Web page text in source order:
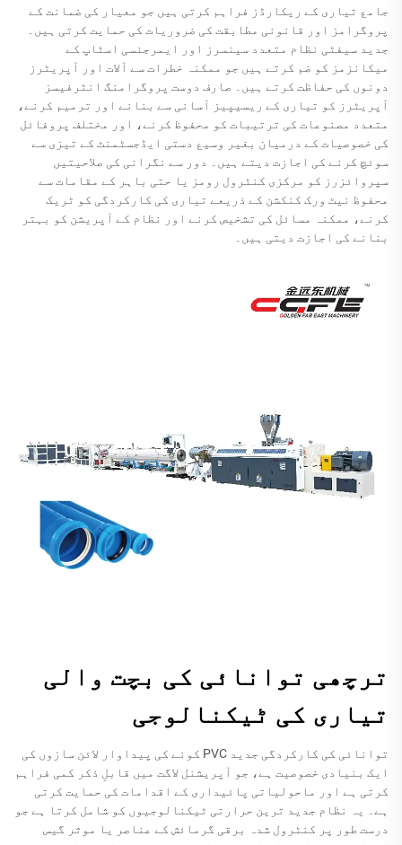
جامع تیاری کے ریکارڈز فراہم کرتی ہیں جو معیار کی ضمانت کے
پروگرامز اور قانونی مطابقت کی ضروریات کی حمایت کرتی ہیں۔
جدید سیفٹی نظام متعدد سینسرز اور ایمرجنسی اسٹاپ کے
میکانزمز کو ضم کرتے ہیں جو ممکنہ خطرات سے آلات اور آپریٹرز
دونوں کی حفاظت کرتے ہیں۔ صارف دوست پروگرامنگ انٹرفیسز
آپریٹرز کو تیاری کے ریسیپیز آسانی سے بنانے اور ترمیم کرنے،
متعدد مصنوعات کی ترتیبات کو محفوظ کرنے، اور مختلف پروفائل
کی خصوصیات کے درمیان بغیر وسیع دستی ایڈجسٹمنٹ کے تیزی سے
سوئچ کرنے کی اجازت دیتے ہیں۔ دور سے نگرانی کی صلاحیتیں
سپروائزرز کو مرکزی کنٹرول رومز یا حتی باہر کے مقامات سے
محفوظ نیٹ ورک کنکشن کے ذریعے تیاری کی کارکردگی کو ٹریک
کرنے، ممکنہ مسائل کی تشخیص کرنے اور نظام کے آپریشن کو بہتر
بنانے کی اجازت دیتی ہیں۔
ترچھی توانائی کی بچت والی
تیاری کی ٹیکنالوجی
توانائی کی کارکردگی جدید PVC کونے کی پیداوار لائن سازوں کی
ایک بنیادی خصوصیت ہے، جو آپریشنل لاگت میں قابلِ ذکر کمی فراہم
کرتی ہے اور ماحولیاتی پائیداری کے اقدامات کی حمایت کرتی
ہے۔ یہ نظام جدید ترین حرارتی ٹیکنالوجیوں کو شامل کرتا ہے جو
درست طور پر کنٹرول شدہ برقی گرمائش کے عناصر یا موثر گیس